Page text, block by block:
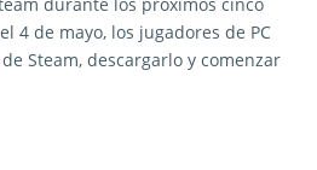
4 de mayo, los jugadores de PC
Steam, descargarlo y comenzar